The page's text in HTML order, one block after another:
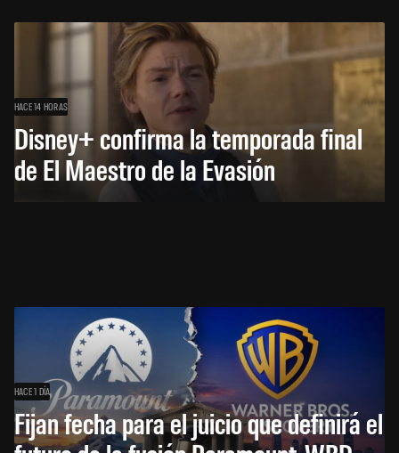
HACE 14 HORAS
Disney+ confirma la temporada final
de El Maestro de la Evasión
HACE 1 DÍA
Fijan fecha para el juicio que definirá el